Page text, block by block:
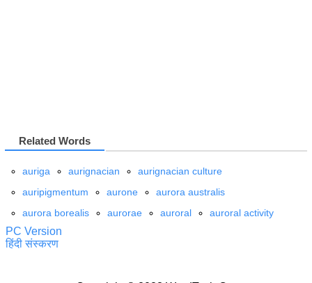
Related Words
auriga aurignacian
aurignacian culture
auripigmentum
aurone
aurora australis
aurora borealis
aurorae auroral auroral activity
PC Version
हिंदी संस्करण